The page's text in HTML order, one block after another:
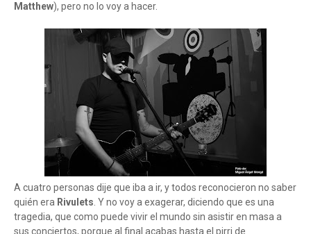
Matthew), pero no lo voy a hacer.
A cuatro personas dije que iba a ir, y todos reconocieron no saber
quién era Rivulets. Y no voy a exagerar, diciendo que es una
tragedia, que como puede vivir el mundo sin asistir en masa a
sus conciertos, porque al final acabas hasta el pirri de